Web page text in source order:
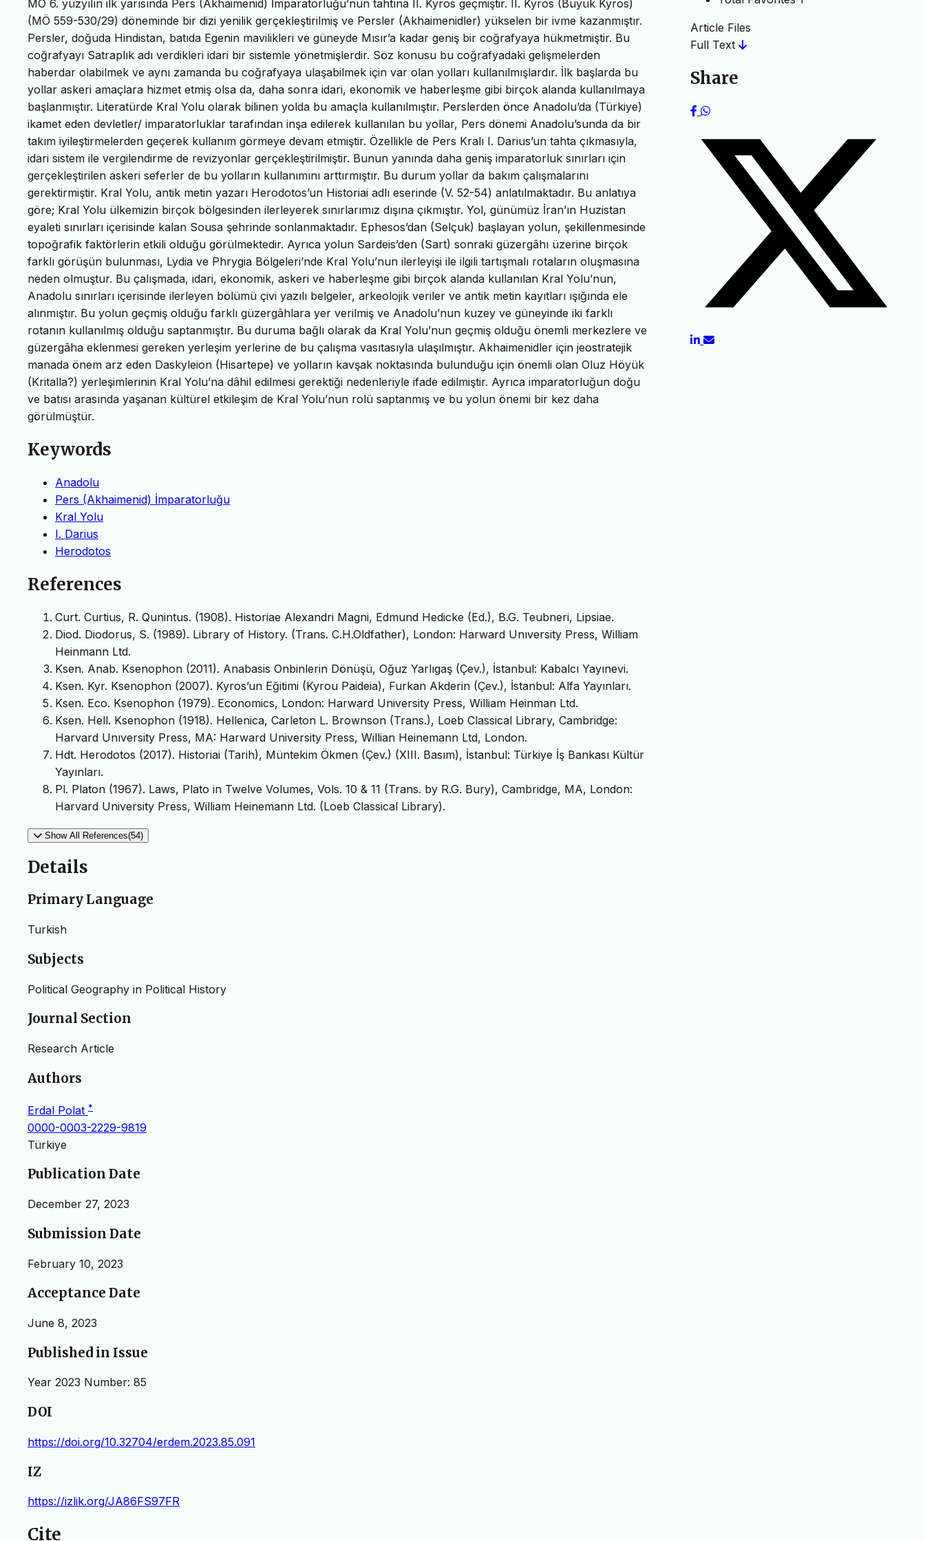
MÖ 6. yüzyılın ilk yarısında Pers (Akhaimenid) İmparatorluğu’nun tahtına II. Kyros geçmiştir. II. Kyros (Büyük Kyros)
(MÖ 559-530/29) döneminde bir dizi yenilik gerçekleştirilmiş ve Persler (Akhaimenidler) yükselen bir ivme kazanmıştır.
Persler, doğuda Hindistan, batıda Egenin mavilikleri ve güneyde Mısır’a kadar geniş bir coğrafyaya hükmetmiştir. Bu
coğrafyayı Satraplık adı verdikleri idari bir sistemle yönetmişlerdir. Söz konusu bu coğrafyadaki gelişmelerden
haberdar olabilmek ve aynı zamanda bu coğrafyaya ulaşabilmek için var olan yolları kullanılmışlardır. İlk başlarda bu
yollar askeri amaçlara hizmet etmiş olsa da, daha sonra idari, ekonomik ve haberleşme gibi birçok alanda kullanılmaya
başlanmıştır. Literatürde Kral Yolu olarak bilinen yolda bu amaçla kullanılmıştır. Perslerden önce Anadolu’da (Türkiye)
ikamet eden devletler/ imparatorluklar tarafından inşa edilerek kullanılan bu yollar, Pers dönemi Anadolu’sunda da bir
takım iyileştirmelerden geçerek kullanım görmeye devam etmiştir. Özellikle de Pers Kralı I. Darius’un tahta çıkmasıyla,
idari sistem ile vergilendirme de revizyonlar gerçekleştirilmiştir. Bunun yanında daha geniş imparatorluk sınırları için
gerçekleştirilen askeri seferler de bu yolların kullanımını arttırmıştır. Bu durum yollar da bakım çalışmalarını
gerektirmiştir. Kral Yolu, antik metin yazarı Herodotos’un Historiai adlı eserinde (V. 52-54) anlatılmaktadır. Bu anlatıya
göre; Kral Yolu ülkemizin birçok bölgesinden ilerleyerek sınırlarımız dışına çıkmıştır. Yol, günümüz İran’ın Huzistan
eyaleti sınırları içerisinde kalan Sousa şehrinde sonlanmaktadır. Ephesos’dan (Selçuk) başlayan yolun, şekillenmesinde
topoğrafik faktörlerin etkili olduğu görülmektedir. Ayrıca yolun Sardeis’den (Sart) sonraki güzergâhı üzerine birçok
farklı görüşün bulunması, Lydia ve Phrygia Bölgeleri’nde Kral Yolu’nun ilerleyişi ile ilgili tartışmalı rotaların oluşmasına
neden olmuştur. Bu çalışmada, idari, ekonomik, askeri ve haberleşme gibi birçok alanda kullanılan Kral Yolu’nun,
Anadolu sınırları içerisinde ilerleyen bölümü çivi yazılı belgeler, arkeolojik veriler ve antik metin kayıtları ışığında ele
alınmıştır. Bu yolun geçmiş olduğu farklı güzergâhlara yer verilmiş ve Anadolu’nun kuzey ve güneyinde iki farklı
rotanın kullanılmış olduğu saptanmıştır. Bu duruma bağlı olarak da Kral Yolu’nun geçmiş olduğu önemli merkezlere ve
güzergâha eklenmesi gereken yerleşim yerlerine de bu çalışma vasıtasıyla ulaşılmıştır. Akhaimenidler için jeostratejik
manada önem arz eden Daskyleion (Hisartepe) ve yolların kavşak noktasında bulunduğu için önemli olan Oluz Höyük
(Kritalla?) yerleşimlerinin Kral Yolu’na dâhil edilmesi gerektiği nedenleriyle ifade edilmiştir. Ayrıca imparatorluğun doğu
ve batısı arasında yaşanan kültürel etkileşim de Kral Yolu’nun rolü saptanmış ve bu yolun önemi bir kez daha
görülmüştür.
Keywords
Anadolu
Pers (Akhaimenid) İmparatorluğu
Kral Yolu
I. Darius
Herodotos
References
Curt. Curtius, R. Qunintus. (1908). Historiae Alexandri Magni, Edmund Hedicke (Ed.), B.G. Teubneri, Lipsiae.
Diod. Diodorus, S. (1989). Library of History. (Trans. C.H.Oldfather), London: Harward Unıversity Press, William
Heinmann Ltd.
Ksen. Anab. Ksenophon (2011). Anabasis Onbinlerin Dönüşü, Oğuz Yarlıgaş (Çev.), İstanbul: Kabalcı Yayınevi.
Ksen. Kyr. Ksenophon (2007). Kyros’un Eğitimi (Kyrou Paideia), Furkan Akderin (Çev.), İstanbul: Alfa Yayınları.
Ksen. Eco. Ksenophon (1979). Economics, London: Harward University Press, William Heinman Ltd.
Ksen. Hell. Ksenophon (1918). Hellenica, Carleton L. Brownson (Trans.), Loeb Classical Library, Cambridge:
Harvard Unıversity Press, MA: Harward University Press, Willian Heinemann Ltd, London.
Hdt. Herodotos (2017). Historiai (Tarih), Müntekim Ökmen (Çev.) (XIII. Basım), İstanbul: Türkiye İş Bankası Kültür
Yayınları.
Pl. Platon (1967). Laws, Plato in Twelve Volumes, Vols. 10 & 11 (Trans. by R.G. Bury), Cambridge, MA, London:
Harvard University Press, William Heinemann Ltd. (Loeb Classical Library).
Show All References(54)
Details
Primary Language
Turkish
Subjects
Political Geography in Political History
Journal Section
Research Article
Authors
Erdal Polat *
0000-0003-2229-9819
Türkiye
Publication Date
December 27, 2023
Submission Date
February 10, 2023
Acceptance Date
June 8, 2023
Published in Issue
Year 2023 Number: 85
DOI
https://doi.org/10.32704/erdem.2023.85.091
IZ
https://izlik.org/JA86FS97FR
Cite
Article Files
Full Text
Share